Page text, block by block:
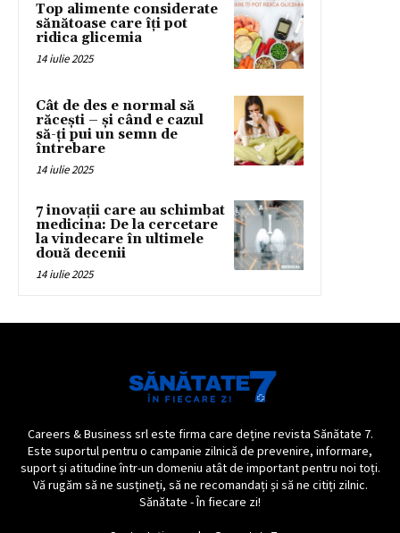
Top alimente considerate
sănătoase care îți pot
ridica glicemia
14 iulie 2025
Cât de des e normal să
răcești – și când e cazul
să-ți pui un semn de
întrebare
14 iulie 2025
7 inovații care au schimbat
medicina: De la cercetare
la vindecare în ultimele
două decenii
14 iulie 2025
Careers & Business srl este firma care deține revista Sănătate 7.
Este suportul pentru o campanie zilnică de prevenire, informare,
suport și atitudine într-un domeniu atât de important pentru noi toți.
Vă rugăm să ne susțineți, să ne recomandați și să ne citiți zilnic.
Sănătate - În fiecare zi!